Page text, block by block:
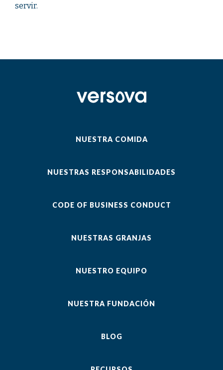
servir.
NUESTRA COMIDA
NUESTRAS RESPONSABILIDADES
CODE OF BUSINESS CONDUCT
NUESTRAS GRANJAS
NUESTRO EQUIPO
NUESTRA FUNDACIÓN
BLOG